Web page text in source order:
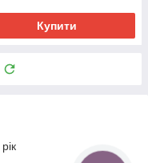
Купити